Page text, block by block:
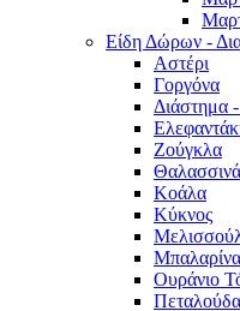
Είδη Δώρων -
Αστέρι
Γοργόνα
Διάστημα
Ζούγκλα
Θαλασσινά
Κοάλα
Κύκνος
Μπαλαρίνα
Ουράνιο
Πεταλούδα